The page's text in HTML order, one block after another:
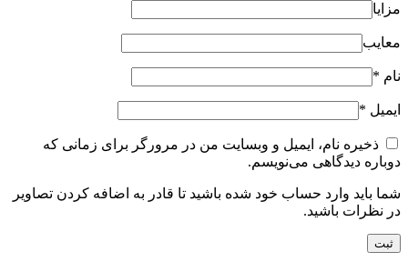
مزایا
معایب
نام *
ایمیل *
ذخیره نام، ایمیل و وبسایت من در مرورگر برای زمانی که
دوباره دیدگاهی می‌نویسم.
شما باید وارد حساب خود شده باشید تا قادر به اضافه کردن تصاویر
در نظرات باشید.